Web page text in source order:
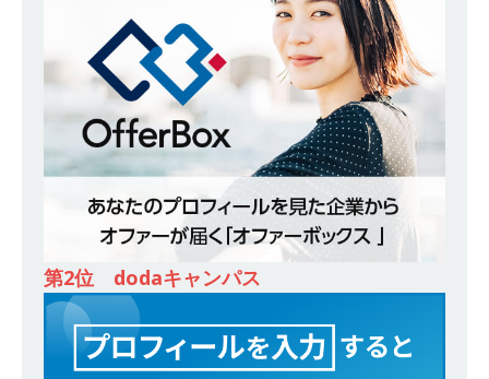
業界研究・企業説明会 】 世界最大級の金融サー
ビス機関 ｜ BtoBtoCの代理店営業 ｜ 20代で年
収1,000万円目指せる ｜ 賞与年4回・年間休日
120日以上 ｜ ジブラルタ生命
体育会積極採用
企業
[ 2026年5月14日 ] 【 28卒｜営業職向けオープ
ンカンパニー 】世界トップシェアの半導体技術
を持つグローバルメーカー ｜ 年間休日129日・
土日祝完全休み ｜ 売上高1,138億円 ｜ プライム
上場 ｜ 新電元工業
体育会積極採用企業
第2位 dodaキャンパス